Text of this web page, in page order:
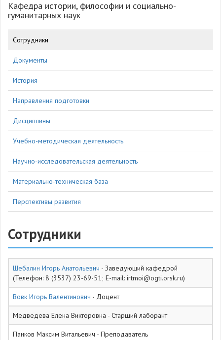
Кафедра истории, философии и социально-
гуманитарных наук
Сотрудники
Документы
История
Направления подготовки
Дисциплины
Учебно-методическая деятельность
Научно-исследовательская деятельность
Материально-техническая база
Перспективы развития
Сотрудники
Шебалин Игорь Анатольевич - Заведующий кафедрой
(Телефон: 8 (3537) 23-69-51; E-mail: irtmoi@ogti.orsk.ru)
Вовк Игорь Валентинович - Доцент
Медведева Елена Викторовна - Старший лаборант
Панков Максим Витальевич - Преподаватель